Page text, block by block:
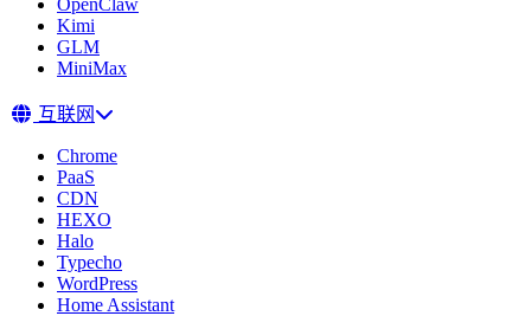
OpenClaw
Kimi
GLM
MiniMax
互联网
Chrome
PaaS
CDN
HEXO
Halo
Typecho
WordPress
Home Assistant